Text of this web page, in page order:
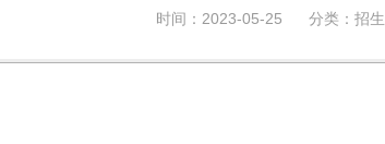
时间：2023-05-25 分类：招